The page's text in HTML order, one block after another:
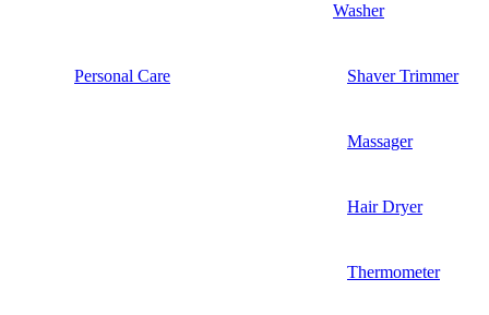
Washer
Personal Care Shaver Trimmer
Massager
Hair Dryer
Thermometer